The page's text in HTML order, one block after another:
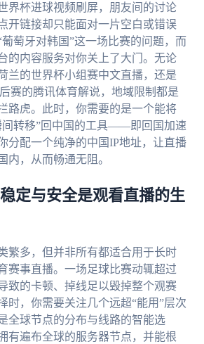
界杯进球视频刷屏，朋友间的讨论
开链接却只能面对一片空白或错误
萄牙对韩国”这一场比赛的问题，而
的内容服务对你关上了大门。无论
兰的世界杯小组赛中文直播，还是
赛的腾讯体育解说，地域限制都是
路虎。此时，你需要的是一个能将
间转移”回中国的工具——即回国加速
分配一个纯净的中国IP地址，让直播
内，从而畅通无阻。
定与安全是观看直播的生
繁多，但并非所有都适合用于长时
赛事直播。一场足球比赛动辄超过
致的卡顿、掉线足以毁掉整个观赛
时，你需要关注几个远超“能用”层次
全球节点的分布与线路的智能选
有遍布全球的服务器节点，并能根